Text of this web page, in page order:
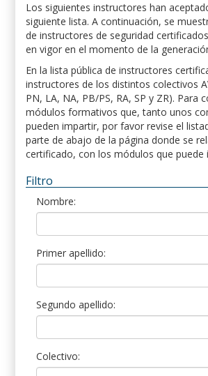
Los siguientes instructores han
siguiente lista. A continuación, se
de instructores de seguridad
en vigor en el momento de la
En la lista pública de instructores
instructores de los distintos colectivos
PN, LA, NA, PB/PS, RA, SP y ZR). Para
módulos formativos que, tanto unos
pueden impartir, por favor revise el
parte de abajo de la página donde se
certificado, con los módulos que puede
Filtro
Nombre:
Primer apellido:
Segundo apellido:
Colectivo: